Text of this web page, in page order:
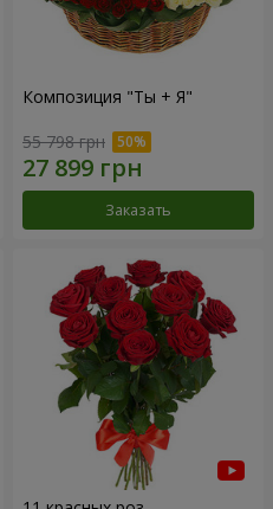
Композиция "Ты + Я"
55 798 грн
Заказать